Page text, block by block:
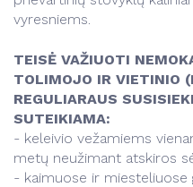
vyresniems.
TEISĖ VAŽIUOTI
TOLIMOJO IR VIETINIO
REGULIARAUS
SUTEIKIAMA:
- keleivio vežamiems
metų neužimant atskiros
- kaimuose ir